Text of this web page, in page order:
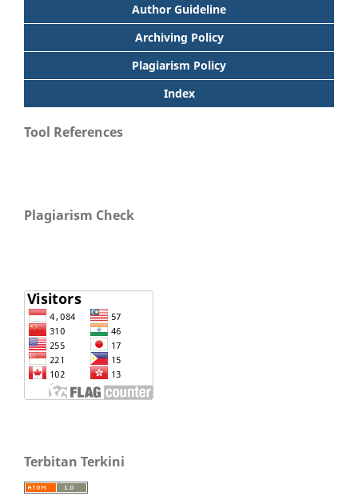
Author Guideline
Archiving Policy
Plagiarism Policy
Index
Tool References
Plagiarism Check
Terbitan Terkini